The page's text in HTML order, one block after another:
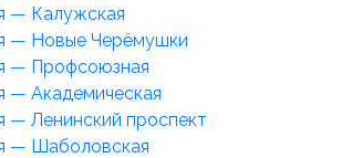
— Калужская
— Новые Черёмушки
— Профсоюзная
— Академическая
— Ленинский проспект
— Шаболовская